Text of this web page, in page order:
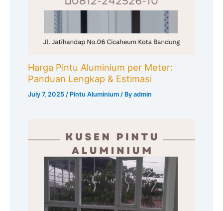
Harga Pintu Aluminium per Meter:
Panduan Lengkap & Estimasi
July 7, 2025/ Pintu Aluminium / Byadmin